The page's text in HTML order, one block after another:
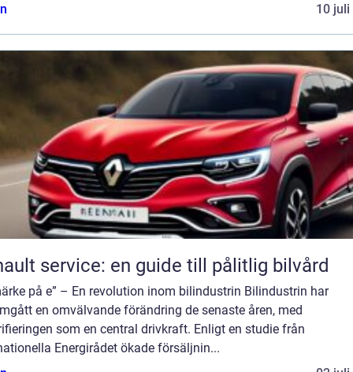
10 juli
service: en guide till pålitlig bilvård
på e” – En revolution inom bilindustrin Bilindustrin har
en omvälvande förändring de senaste åren, med
som en central drivkraft. Enligt en studie från
Energirådet ökade försäljnin...